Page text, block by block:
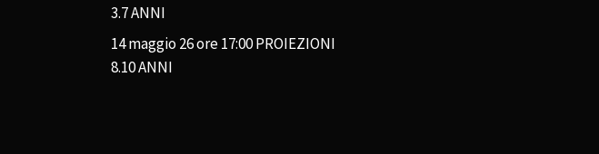
3.7 ANNI
14 maggio 26 ore 17:00 PROIEZIONI
8.10 ANNI